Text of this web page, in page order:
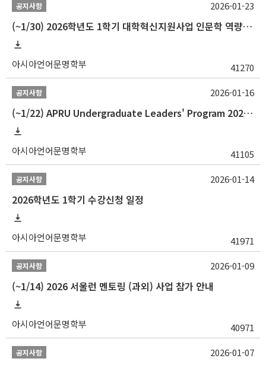
공지사항
(~1/30) 2026학년도 1학기 대학혁신지원사업 인문학 역량강화 학업지원금 지원 선발 안내(학·석·박사)
아시아언어문명학부 41270
2026-01-23
공지사항
(~1/22) APRU Undergraduate Leaders' Program 2026 프로그램 참가자 모집
아시아언어문명학부 41105
2026-01-16
공지사항
2026학년도 1학기 수강신청 일정
아시아언어문명학부 41971
2026-01-14
공지사항
(~1/14) 2026 서울런 멘토링 (과외) 사업 참가 안내
아시아언어문명학부 40971
2026-01-09
공지사항 2026-01-07